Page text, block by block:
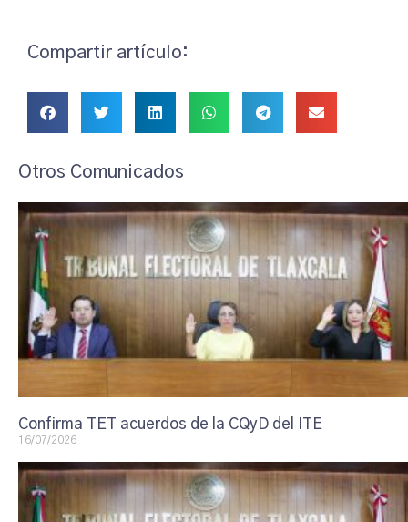
Compartir artículo:
Otros Comunicados
Confirma TET acuerdos de la CQyD del ITE
16/07/2026